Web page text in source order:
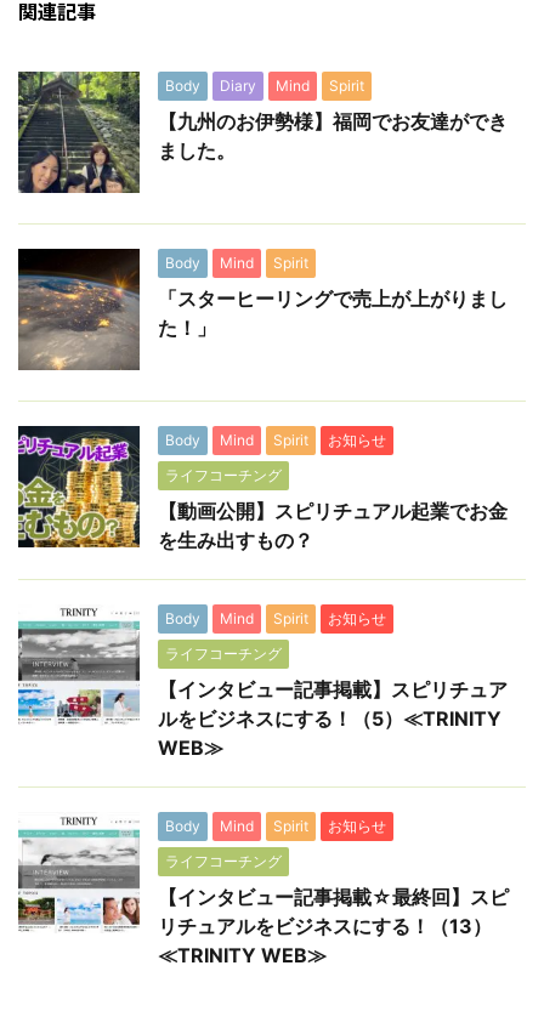
関連記事
Body Diary Mind Spirit
【九州のお伊勢様】福岡でお友達ができ
ました。
Body Mind Spirit
「スターヒーリングで売上が上がりまし
た！」
Body Mind Spirit
お知らせ
ライフコーチング
【動画公開】スピリチュアル起業でお金
を生み出すもの？
Body Mind Spirit
お知らせ
ライフコーチング
【インタビュー記事掲載】スピリチュア
ルをビジネスにする！（5）≪TRINITY
WEB≫
Body Mind Spirit
お知らせ
ライフコーチング
【インタビュー記事掲載☆最終回】スピ
リチュアルをビジネスにする！（13）
≪TRINITY WEB≫